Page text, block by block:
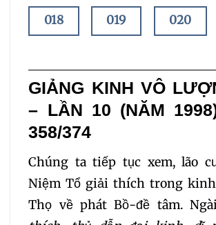
018 019 020
024 025 026
027
030 031 032
GIẢNG KINH VÔ
– LẦN 10 (NĂM
358/374
Chúng ta tiếp tục xem, lão
Niệm Tổ giải thích trong
Thọ về phát Bồ-đề tâm.